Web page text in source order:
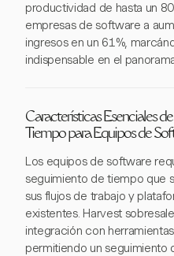
productividad de hasta un
empresas de software a
ingresos en un 61%,
indispensable en el
Características Esenciales
Tiempo para Equipos de
Los equipos de software
seguimiento de tiempo que
sus flujos de trabajo y
existentes. Harvest
integración con
permitiendo un seguimiento